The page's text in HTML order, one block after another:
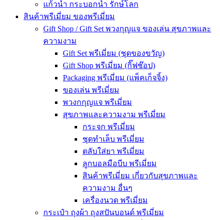
แก้วน้ำ กระบอกน้ำ รักษ์โลก
สินค้าพรีเมี่ยม ของพรีเมี่ยม
Gift Shop / Gift Set พวงกุญแจ ของเล่น สุขภาพและ
ความงาม
Gift Set พรีเมี่ยม (ชุดของขวัญ)
Gift Shop พรีเมี่ยม (กิ๊ฟช๊อป)
Packaging พรีเมี่ยม (แพ็คเก็จจิ้ง)
ของเล่น พรีเมี่ยม
พวงกกุญแจ พรีเมี่ยม
สุขภาพและความงาม พรีเมี่ยม
กระจก พรีเมี่ยม
ชุดทำเล็บ พรีเมี่ยม
ตลับใส่ยา พรีเมี่ยม
ลูกบอลมือบีบ พรีเมี่ยม
สินค้าพรีเมี่ยม เกี่ยวกับสุขภาพและ
ความงาม อื่นๆ
เครื่องนวด พรีเมี่ยม
กระเป๋า ถุงผ้า ถุงสปันบอนด์ พรีเมี่ยม